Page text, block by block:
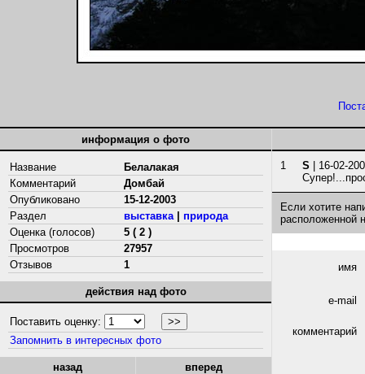
информация о фото
Название
Белалакая
Комментарий
Домбай
Опубликовано
15-12-2003
Раздел
выставка| природа
Оценка (голосов)
5 ( 2 )
Просмотров
27957
Отзывов
1
действия над фото
Поставить оценку:
Запомнить в интересных фото
назад вперед
1 S | 16-02-
Если хотите
расположенной
имя
e-mail
комментарий